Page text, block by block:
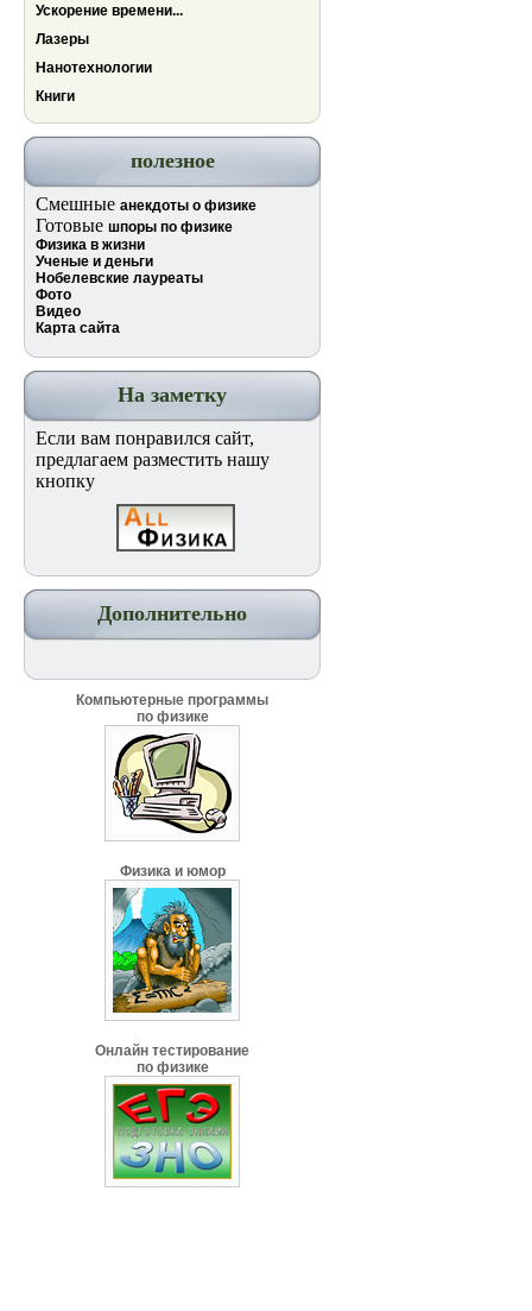
Ускорение времени...
Лазеры
Нанотехнологии
Книги
полезное
Смешные анекдоты о физике
Готовые шпоры по физике
Физика в жизни
Ученые и деньги
Нобелевские лауреаты
Фото
Видео
Карта сайта
На заметку
Если вам понравился сайт,
предлагаем разместить нашу
кнопку
Дополнительно
Компьютерные программы
по физике
Физика и юмор
Онлайн тестирование
по физике